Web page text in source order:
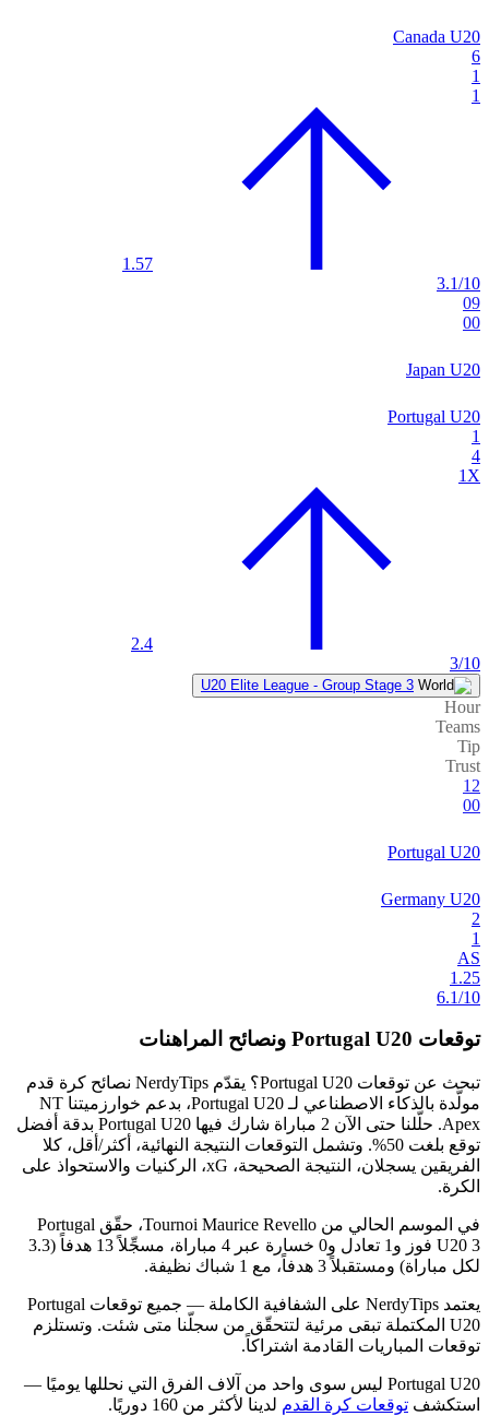
Canada U20
6
1
1
1.57
3.1/10
09
00
Japan U20
Portugal U20
1
4
1X
2.4
3/10
U20 Elite League - Group Stage 3
Hour
Teams
Tip
Trust
12
00
Portugal U20
Germany U20
2
1
AS
1.25
6.1/10
توقعات Portugal U20 ونصائح المراهنات
تبحث عن توقعات Portugal U20
؟ يقدّم NerdyTips نصائح كرة قدم
مولَّدة بالذكاء الاصطناعي لـ Portugal U20، بدعم خوارزميتنا
NT
Apex. حلّلنا حتى الآن 2 مباراة
شارك فيها Portugal U20 بدقة أفضل
توقع بلغت 50% . وتشمل التوقعات النتيجة النهائية، أكثر/أقل، كلا
الفريقين يسجلان، النتيجة الصحيحة، xG، الركنيات والاستحواذ على
الكرة.
في الموسم الحالي من Tournoi Maurice Revello
، حقّق Portugal
U20 3 فوز و1 تعادل و0 خسارة عبر 4 مباراة، مسجِّلاً 13 هدفاً
(3.3
لكل مباراة) ومستقبلاً 3 هدفاً، مع
1 شباك نظيفة .
يعتمد NerdyTips على الشفافية الكاملة
— جميع توقعات Portugal
U20 المكتملة تبقى مرئية لتتحقّق من سجلّنا متى شئت. وتستلزم
توقعات المباريات القادمة اشتراكاً.
Portugal U20 ليس سوى واحد من آلاف الفرق التي نحللها يوميًا —
استكشف توقعات كرة القدم لدينا لأكثر من 160 دوريًا.